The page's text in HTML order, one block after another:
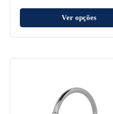
Ver opções